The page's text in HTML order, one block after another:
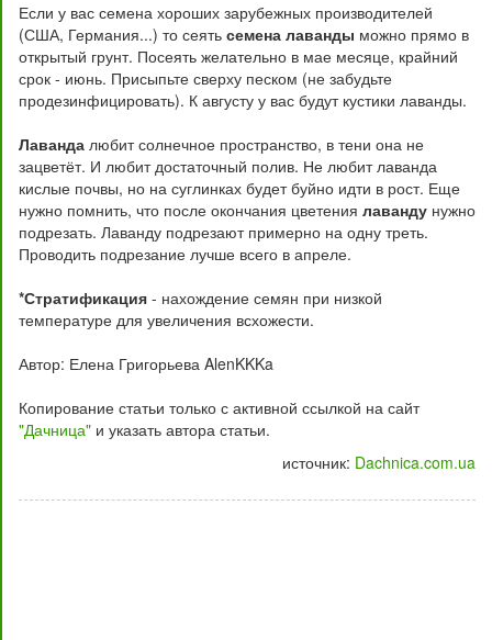
Если у вас семена хороших зарубежных производителей
(США, Германия...) то сеять семена лаванды можно прямо в
открытый грунт. Посеять желательно в мае месяце, крайний
срок - июнь. Присыпьте сверху песком (не забудьте
продезинфицировать). К августу у вас будут кустики лаванды.
Лаванда любит солнечное пространство, в тени она не
зацветёт. И любит достаточный полив. Не любит лаванда
кислые почвы, но на суглинках будет буйно идти в рост. Еще
нужно помнить, что после окончания цветения лаванду нужно
подрезать. Лаванду подрезают примерно на одну треть.
Проводить подрезание лучше всего в апреле.
*Стратификация - нахождение семян при низкой
температуре для увеличения всхожести.
Автор: Елена Григорьева AlenKKKa
Копирование статьи только с активной ссылкой на сайт
"Дачница" и указать автора статьи.
источник: Dachnica.com.ua